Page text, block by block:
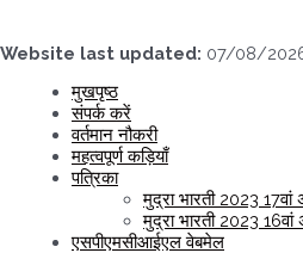
Website last updated: 07/08/
मुखपृष्ठ
संपर्क करें
वर्तमान नौकरी
महत्वपूर्ण कड़ियाँ
पत्रिका
मुद्रा भारती 2023
मुद्रा भारती 2023
एसपीएमसीआईएल वेबमेल